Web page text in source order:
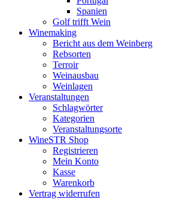
Spanien
Golf trifft Wein
Winemaking
Bericht aus dem Weinberg
Rebsorten
Terroir
Weinausbau
Weinlagen
Veranstaltungen
Schlagwörter
Kategorien
Veranstaltungsorte
WineSTR Shop
Registrieren
Mein Konto
Kasse
Warenkorb
Vertrag widerrufen